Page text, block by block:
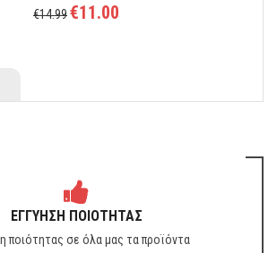
€14.99€11.00
ΕΓΓΥΗΣΗ ΠΟΙΟΤΗΤΑΣ
ποιότητας σε όλα μας τα προϊόντα